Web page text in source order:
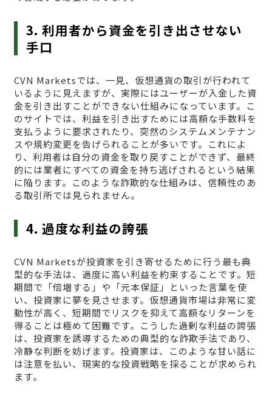
3. 利用者から資金を引き出させない
手口
CVN Marketsでは、一見、仮想通貨の取引が行われて
いるように見えますが、実際にはユーザーが入金した資
金を引き出すことができない仕組みになっています。こ
のサイトでは、利益を引き出すためには高額な手数料を
支払うように要求されたり、突然のシステムメンテナン
スや規約変更を告げられることが多いです。これによ
り、利用者は自分の資金を取り戻すことができず、最終
的には業者にすべての資金を持ち逃げされるという結果
に陥ります。このような詐欺的な仕組みは、信頼性のあ
る取引所では見られません。
4. 過度な利益の誇張
CVN Marketsが投資家を引き寄せるために行う最も典
型的な手法は、過度に高い利益を約束することです。短
期間で「倍増する」や「元本保証」といった言葉を使
い、投資家に夢を見させます。仮想通貨市場は非常に変
動性が高く、短期間でリスクを抑えて高額なリターンを
得ることは極めて困難です。こうした過剰な利益の誇張
は、投資家を誘導するための典型的な詐欺手法であり、
冷静な判断を妨げます。投資家は、このような甘い話に
は注意を払い、現実的な投資戦略を採ることが求められ
ます。